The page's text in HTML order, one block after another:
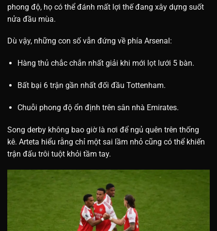
phong độ, họ có thể đánh mất lợi thế đang xây dựng suốt
nửa đầu mùa.
Dù vậy, những con số vẫn đứng về phía Arsenal:
Hàng thủ chắc chắn nhất giải khi mới lọt lưới 5 bàn.
Bất bại 6 trận gần nhất đối đầu Tottenham.
Chuỗi phong độ ổn định trên sân nhà Emirates.
Song derby không bao giờ là nơi để ngủ quên trên thống
kê. Arteta hiểu rằng chỉ một sai lầm nhỏ cũng có thể khiến
trận đấu trôi tuột khỏi tầm tay.